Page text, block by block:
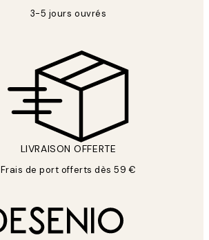
3-5 jours ouvrés
LIVRAISON OFFERTE
Frais de port offerts dès 59 €